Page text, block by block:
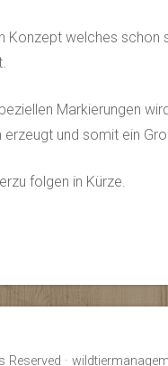
Konzept welches
Markierungen
und somit ein
folgen in Kürze.
Reserved ·